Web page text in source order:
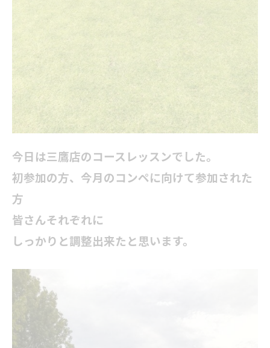
今日は三鷹店のコースレッスンでした。
初参加の方、今月のコンペに向けて参加された
方
皆さんそれぞれに
しっかりと調整出来たと思います。